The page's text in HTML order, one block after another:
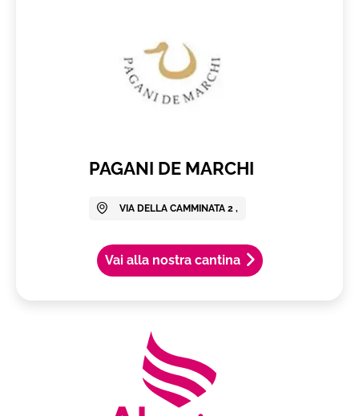
PAGANI DE MARCHI
VIA DELLA CAMMINATA 2 ,
Vai alla nostra cantina